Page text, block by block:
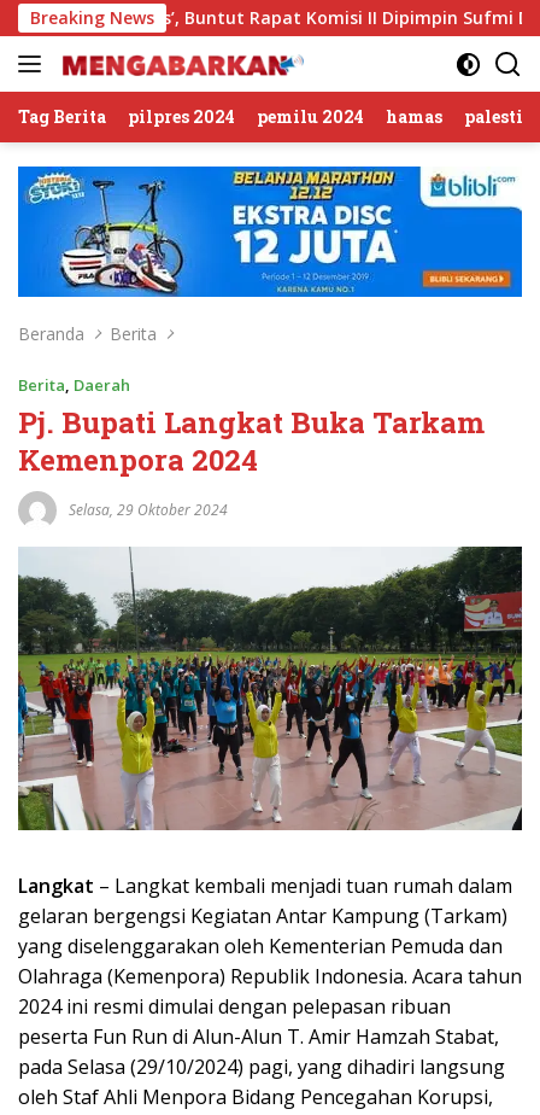
Langsung
ke
konten
Breaking News
Sirkus’, Buntut Rapat Komisi II Dipimpin Sufmi Dasco Ahmad
Tag Berita pilpres 2024 pemilu 2024 hamas
Beranda Berita
Berita, Daerah
Pj. Bupati Langkat Buka Tarkam
Kemenpora 2024
Selasa, 29 Oktober 2024
Langkat – Langkat kembali menjadi tuan rumah dalam
gelaran bergengsi Kegiatan Antar Kampung (Tarkam)
yang diselenggarakan oleh Kementerian Pemuda dan
Olahraga (Kemenpora) Republik Indonesia. Acara tahun
2024 ini resmi dimulai dengan pelepasan ribuan
peserta Fun Run di Alun-Alun T. Amir Hamzah Stabat,
pada Selasa (29/10/2024) pagi, yang dihadiri langsung
oleh Staf Ahli Menpora Bidang Pencegahan Korupsi,